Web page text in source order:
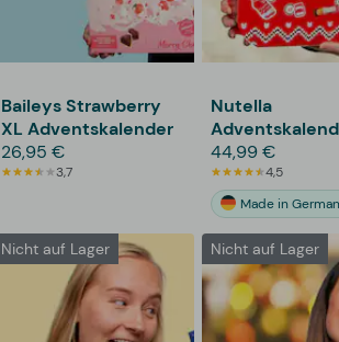
Baileys Strawberry
XL Adventskalender
26,95 €
3,7
Nutella
44,99 €
4,5
Made in
Nicht auf Lager Nicht auf Lager